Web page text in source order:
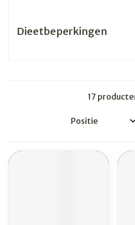
Dieetbeperkingen
17
Sorteer op: